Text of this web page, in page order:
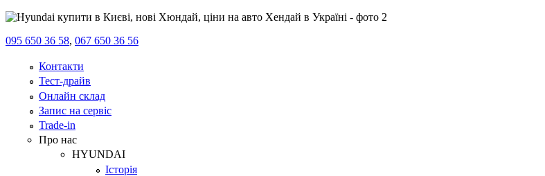
095 650 36 58, 067 650 36 56
Контакти
Тест-драйв
Онлайн склад
Запис на сервіс
Trade-in
Про нас
HYUNDAI
Історія